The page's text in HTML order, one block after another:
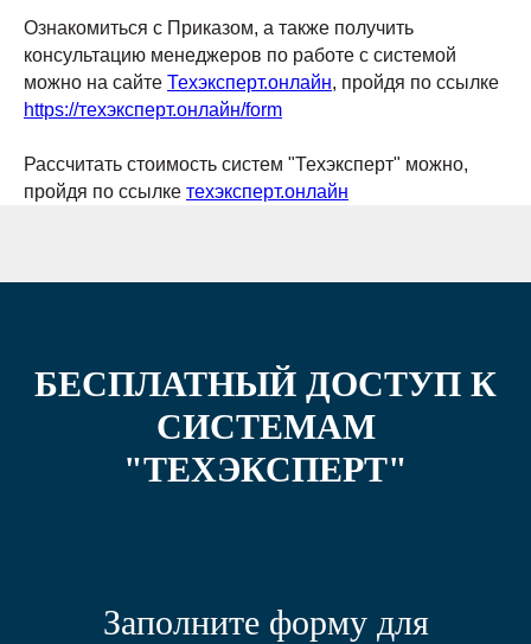
Ознакомиться с Приказом, а также получить
консультацию менеджеров по работе с системой
можно на сайте Техэксперт.онлайн, пройдя по ссылке
https://техэксперт.онлайн/form
Рассчитать стоимость систем "Техэксперт" можно,
пройдя по ссылке техэксперт.онлайн
БЕСПЛАТНЫЙ ДОСТУП К
СИСТЕМАМ
"ТЕХЭКСПЕРТ"
Заполните форму для